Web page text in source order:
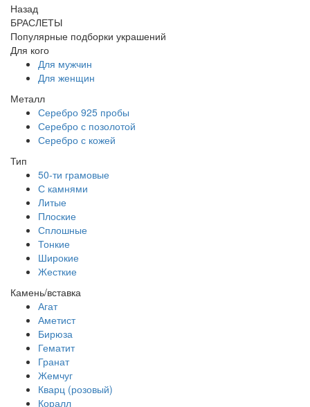
Назад
БРАСЛЕТЫ
Популярные подборки украшений
Для кого
Для мужчин
Для женщин
Металл
Серебро 925 пробы
Серебро с позолотой
Серебро с кожей
Тип
50-ти грамовые
С камнями
Литые
Плоские
Сплошные
Тонкие
Широкие
Жесткие
Камень/вставка
Агат
Аметист
Бирюза
Гематит
Гранат
Жемчуг
Кварц (розовый)
Коралл